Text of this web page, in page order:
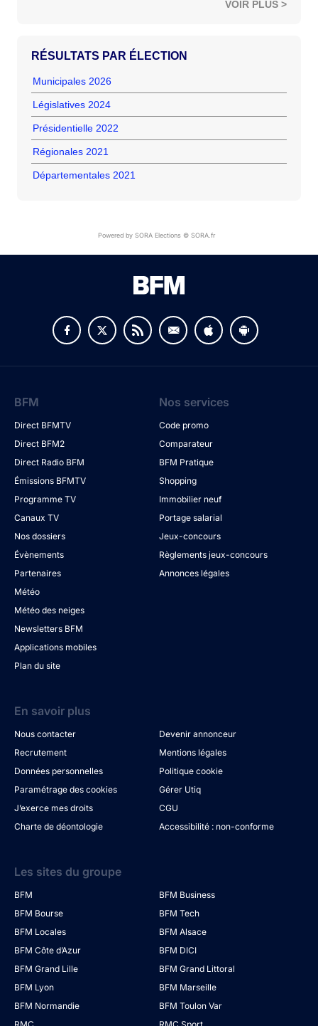
VOIR PLUS >
RÉSULTATS PAR ÉLECTION
Municipales 2026
Législatives 2024
Présidentielle 2022
Régionales 2021
Départementales 2021
Powered by SORA Elections © SORA.fr
BFM
Direct BFMTV
Direct BFM2
Direct Radio BFM
Émissions BFMTV
Programme TV
Canaux TV
Nos dossiers
Évènements
Partenaires
Météo
Météo des neiges
Newsletters BFM
Applications mobiles
Plan du site
Nos services
Code promo
Comparateur
BFM Pratique
Shopping
Immobilier neuf
Portage salarial
Jeux-concours
Règlements jeux-concours
Annonces légales
En savoir plus
Nous contacter
Devenir annonceur
Recrutement
Mentions légales
Données personnelles
Politique cookie
Paramétrage des cookies
Gérer Utiq
J’exerce mes droits
CGU
Charte de déontologie
Accessibilité : non-conforme
Les sites du groupe
BFM
BFM Business
BFM Bourse
BFM Tech
BFM Locales
BFM Alsace
BFM Côte d’Azur
BFM DICI
BFM Grand Lille
BFM Grand Littoral
BFM Lyon
BFM Marseille
BFM Normandie
BFM Toulon Var